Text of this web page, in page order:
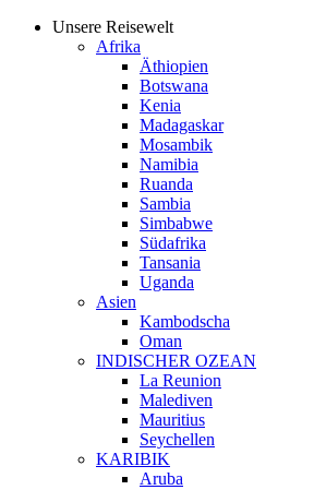
Unsere Reisewelt
Afrika
Äthiopien
Botswana
Kenia
Madagaskar
Mosambik
Namibia
Ruanda
Sambia
Simbabwe
Südafrika
Tansania
Uganda
Asien
Kambodscha
Oman
INDISCHER OZEAN
La Reunion
Malediven
Mauritius
Seychellen
KARIBIK
Aruba